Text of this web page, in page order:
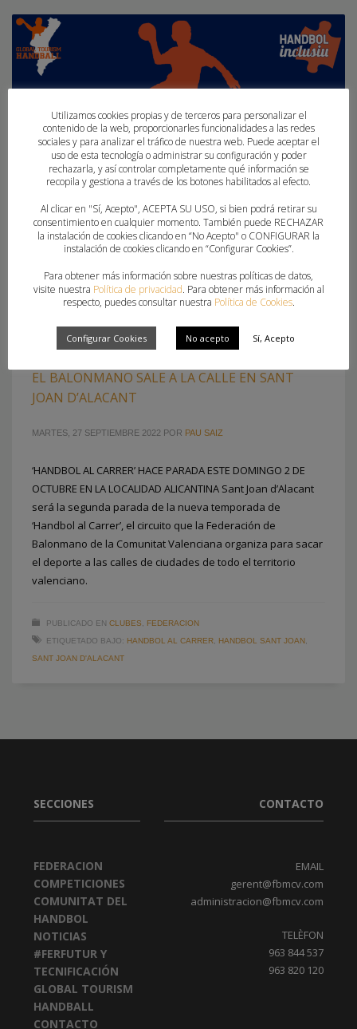
EL BALONMANO SALE A LA CALLE EN SANT
JOAN D’ALACANT
MARTES, 27 SEPTIEMBRE 2022 POR PAU SAIZ
‘HANDBOL AL CARRER’ HACE PARADA ESTE DOMINGO 2 DE
OCTUBRE EN LA LOCALIDAD ALICANTINA Sant Joan d’Alacant
será la segunda parada de la nueva temporada de
‘Handbol al Carrer’, el circuito que la Federación de
Balonmano de la Comunitat Valenciana organiza para sacar
el deporte a las calles de ciudades de todo el territorio
valenciano.
PUBLICADO EN CLUBES
FEDERACION
ETIQUETADO BAJO: HANDBOL AL CARRER HANDBOL SANT JOAN
SANT JOAN D'ALACANT
SECCIONES
FEDERACION
COMPETICIONES
COMUNITAT DEL
HANDBOL
NOTICIAS
#FERFUTUR Y
TECNIFICACIÓN
GLOBAL TOURISM
HANDBALL
CONTACTO
CONTACTO
EMAIL
gerent@fbmcv.com
administracion@fbmcv.com
TELÈFON
963 844 537
963 820 120
Utilizamos cookies propias y de terceros para personalizar el
contenido de la web, proporcionarles funcionalidades a las redes
sociales y para analizar el tráfico de nuestra web. Puede aceptar el
uso de esta tecnología o administrar su configuración y poder
rechazarla, y así controlar completamente qué información se
recopila y gestiona a través de los botones habilitados al efecto.
Al clicar en "Sí, Acepto", ACEPTA SU USO, si bien podrá retirar su
consentimiento en cualquier momento. También puede RECHAZAR
la instalación de cookies clicando en “No Acepto" o CONFIGURAR la
instalación de cookies clicando en “Configurar Cookies”.
Para obtener más información sobre nuestras políticas de datos,
visite nuestra Política de privacidad. Para obtener más información al
respecto, puedes consultar nuestra Política de Cookies.
Configurar Cookies No acepto Sí, Acepto